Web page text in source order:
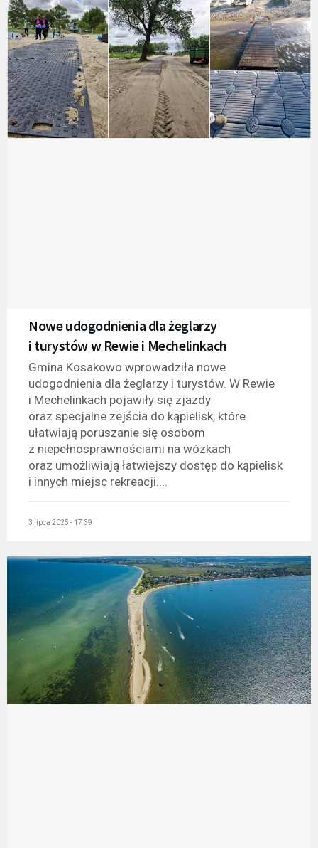
Nowe udogodnienia dla żeglarzy
i turystów w Rewie i Mechelinkach
Gmina Kosakowo wprowadziła nowe
udogodnienia dla żeglarzy i turystów. W Rewie
i Mechelinkach pojawiły się zjazdy
oraz specjalne zejścia do kąpielisk, które
ułatwiają poruszanie się osobom
z niepełnosprawnościami na wózkach
oraz umożliwiają łatwiejszy dostęp do kąpielisk
i innych miejsc rekreacji....
3 lipca 2025 - 17:39